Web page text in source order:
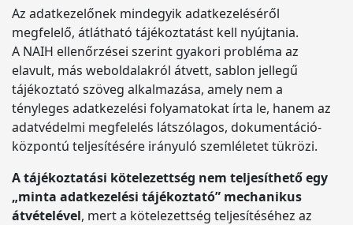
Az adatkezelőnek mindegyik adatkezeléséről
megfelelő, átlátható tájékoztatást kell nyújtania.
A NAIH ellenőrzései szerint gyakori probléma az
elavult, más weboldalakról átvett, sablon jellegű
tájékoztató szöveg alkalmazása, amely nem a
tényleges adatkezelési folyamatokat írta le, hanem az
adatvédelmi megfelelés látszólagos, dokumentáció-
központú teljesítésére irányuló szemléletet tükrözi.
A tájékoztatási kötelezettség nem teljesíthető egy
„minta adatkezelési tájékoztató” mechanikus
átvételével, mert a kötelezettség teljesítéséhez az